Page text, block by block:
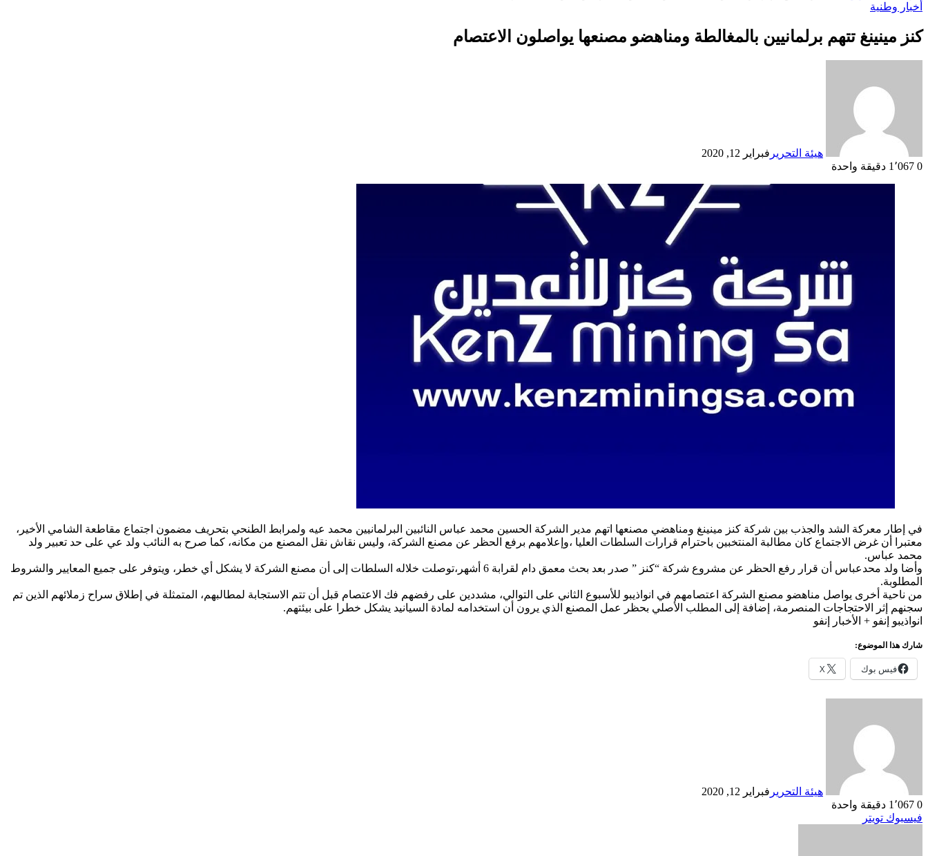
أخبار وطنية
كنز مينينغ تتهم برلمانيين بالمغالطة ومناهضو مصنعها يواصلون الاعتصام
هيئة التحرير فبراير 12, 2020
0
دقيقة واحدة
في إطار معركة الشد والجذب بين شركة كنز مينينغ ومناهضي مصنعها اتهم مدير الشركة الحسين محمد عباس النائبين البرلمانيين محمد عيه ولمرابط الطنحي بتحريف مضمون اجتماع مقاطعة الشامي الأخير،
معتبرا أن غرض الاجتماع كان مطالبة المنتخبين باحترام قرارات السلطات العليا ،وإعلامهم برفع الحظر عن مصنع الشركة، وليس نقاش نقل المصنع من مكانه، كما صرح به النائب ولد عي على حد تعبير ولد
محمد عباس.
وأضا ولد محدعباس أن قرار رفع الحظر عن مشروع شركة “كنز ” صدر بعد بحث معمق دام لقرابة 6 أشهر،توصلت خلاله السلطات إلى أن مصنع الشركة لا يشكل أي خطر، ويتوفر على جميع المعايير والشروط
المطلوبة.
من ناحية أخرى يواصل مناهضو مصنع الشركة اعتصامهم في انواذيبو للأسبوع الثاني على التوالي، مشددين على رفضهم فك الاعتصام قبل أن تتم الاستجابة لمطالبهم، المتمثلة في إطلاق سراح زملائهم الذين تم
سجنهم إثر الاحتجاجات المنصرمة، إضافة إلى المطلب الأصلي بحظر عمل المصنع الذي يرون أن استخدامه لمادة السيانيد يشكل خطرا على بيئتهم.
انواذيبو إنفو + الأخبار إنفو
شارك هذا الموضوع:
فيس بوك X
هيئة التحرير فبراير 12, 2020
0
دقيقة واحدة
فيسبوك تويتر